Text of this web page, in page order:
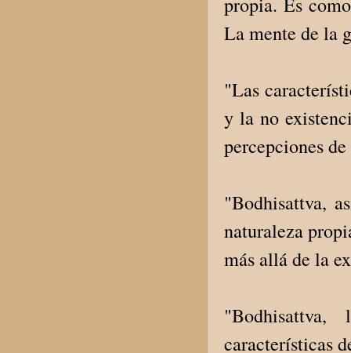
La mente de la
"Las
y la no
percepciones
"Bodhisattva,
naturaleza
más allá de la
características